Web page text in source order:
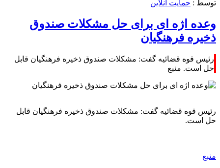
توسط : حمایت آنلاین
وعده اژه ای برای حل مشکلات صندوق
ذخیره فرهنگیان
رئیس قوه قضائیه گفت: مشکلات صندوق ذخیره فرهنگیان قابل
حل است. منبع
رئیس قوه قضائیه گفت: مشکلات صندوق ذخیره فرهنگیان قابل
حل است.
منبع